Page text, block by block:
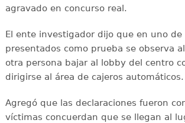
agravado en concurso real.
El ente investigador dijo que en uno de
presentados como prueba se observa
otra persona bajar al lobby del centro
dirigirse al área de cajeros automáticos.
Agregó que las declaraciones fueron
víctimas concuerdan que se llegan al